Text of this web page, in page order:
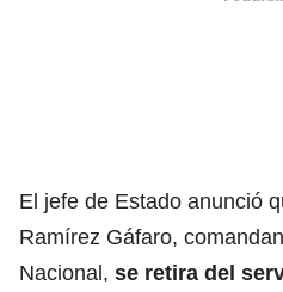
El jefe de Estado anunció
Ramírez Gáfaro,
Nacional, se retira del